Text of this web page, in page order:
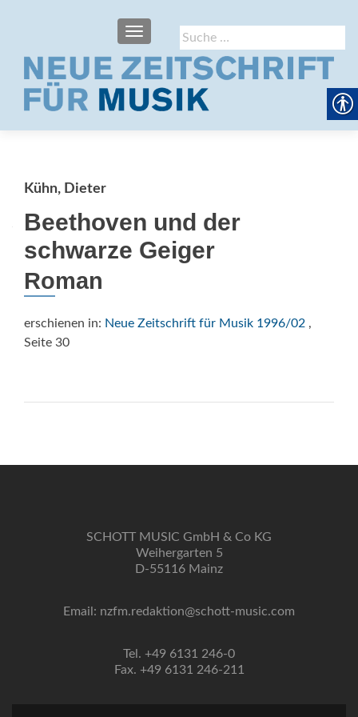
Suche
nach:
SCHALTE NAVIGATION
Kühn, Dieter
Beethoven und der
schwarze Geiger
Roman
erschienen in: Neue Zeitschrift für Musik 1996/02 ,
Seite 30
SCHOTT MUSIC GmbH & Co KG
Weihergarten 5
D-55116 Mainz
Email: nzfm.redaktion@schott-music.com
Tel. +49 6131 246-0
Fax. +49 6131 246-211